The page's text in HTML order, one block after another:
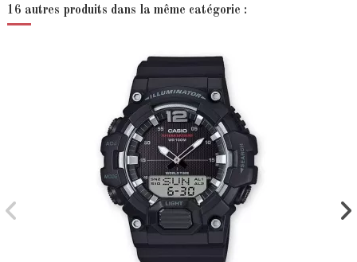
16 autres produits dans la même catégorie :